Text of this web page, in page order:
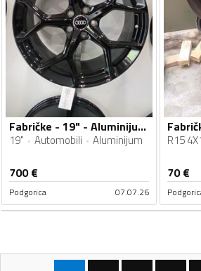
Fabričke - 19" - Aluminijum felne
19" Automobili Aluminijum
700€
Podgorica 07.07.26
R15
70€